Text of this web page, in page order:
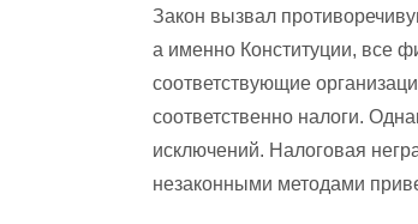
Закон вызвал
а именно Конституции, все
соответствующие
соответственно налоги.
исключений. Налоговая
незаконными методами